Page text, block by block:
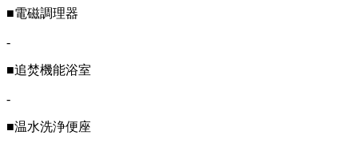
■電磁調理器
-
■追焚機能浴室
-
■温水洗浄便座